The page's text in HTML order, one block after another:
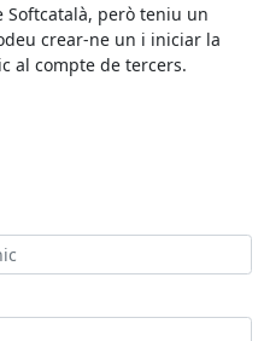
Softcatalà, però teniu un
crear-ne un i iniciar la
al compte de tercers.